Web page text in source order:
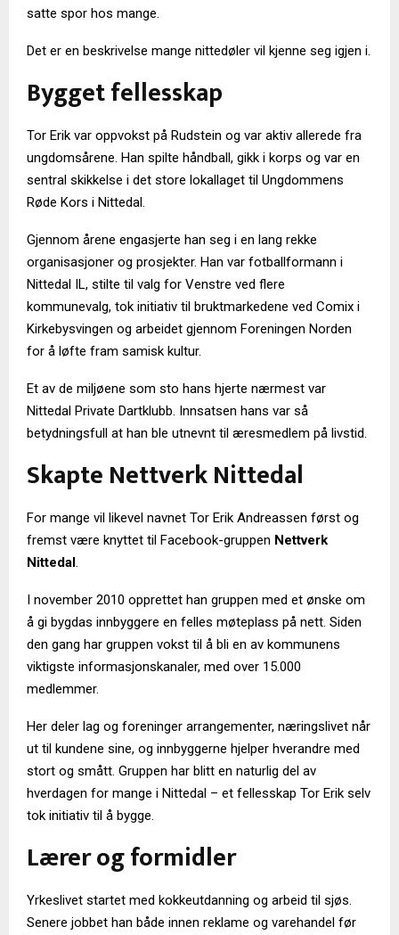
satte spor hos mange.
Det er en beskrivelse mange nittedøler vil kjenne seg igjen i.
Bygget fellesskap
Tor Erik var oppvokst på Rudstein og var aktiv allerede fra
ungdomsårene. Han spilte håndball, gikk i korps og var en
sentral skikkelse i det store lokallaget til Ungdommens
Røde Kors i Nittedal.
Gjennom årene engasjerte han seg i en lang rekke
organisasjoner og prosjekter. Han var fotballformann i
Nittedal IL, stilte til valg for Venstre ved flere
kommunevalg, tok initiativ til bruktmarkedene ved Comix i
Kirkebysvingen og arbeidet gjennom Foreningen Norden
for å løfte fram samisk kultur.
Et av de miljøene som sto hans hjerte nærmest var
Nittedal Private Dartklubb. Innsatsen hans var så
betydningsfull at han ble utnevnt til æresmedlem på livstid.
Skapte Nettverk Nittedal
For mange vil likevel navnet Tor Erik Andreassen først og
fremst være knyttet til Facebook-gruppen Nettverk
Nittedal
I november 2010 opprettet han gruppen med et ønske om
å gi bygdas innbyggere en felles møteplass på nett. Siden
den gang har gruppen vokst til å bli en av kommunens
viktigste informasjonskanaler, med over 15.000
medlemmer.
Her deler lag og foreninger arrangementer, næringslivet når
ut til kundene sine, og innbyggerne hjelper hverandre med
stort og smått. Gruppen har blitt en naturlig del av
hverdagen for mange i Nittedal – et fellesskap Tor Erik selv
tok initiativ til å bygge.
Lærer og formidler
Yrkeslivet startet med kokkeutdanning og arbeid til sjøs.
Senere jobbet han både innen reklame og varehandel før